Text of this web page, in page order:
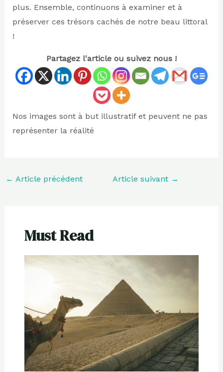
plus. Ensemble, continuons à examiner et à
préserver ces trésors cachés de notre beau littoral
!
Partagez l'article ou suivez nous !
Nos images sont à but illustratif et peuvent ne pas
représenter la réalité
← Article précédent Article suivant →
Must Read